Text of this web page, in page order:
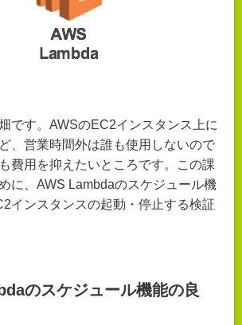
です。AWSのEC2インスタンス上に
、営業時間外は誰も使用しないので
費用を抑えたいところです。この課
に、AWS Lambdaのスケジュール機
インスタンスの起動・停止する検証
のスケジュール機能の良